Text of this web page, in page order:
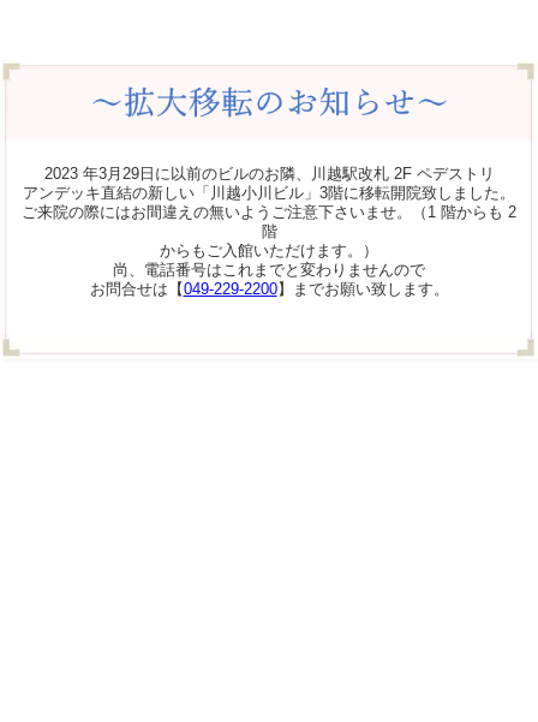
2023 年3月29日に以前のビルのお隣、川越駅改札 2F ペデストリ
アンデッキ直結の新しい「川越小川ビル」3階に移転開院致しました。
ご来院の際にはお間違えの無いようご注意下さいませ。（1 階からも 2
階
からもご入館いただけます。）
尚、電話番号はこれまでと変わりませんので
お問合せは【049-229-2200】までお願い致します。